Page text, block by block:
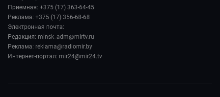
Авто
Культура
Спорт
Евразия. Регионы
Наши иностранцы
Пять причин поехать в...
Сделано в Содружестве
Новости
Пресса о нас
Карьера
Реклама
Приемная: +375 (17) 363-64-45
Реклама: +375 (17) 356-68-68
Электронная почта:
Редакция: minsk_adm@mirtv.ru
Реклама: reklama@radiomir.by
Интернет-портал: mir24@mir24.tv